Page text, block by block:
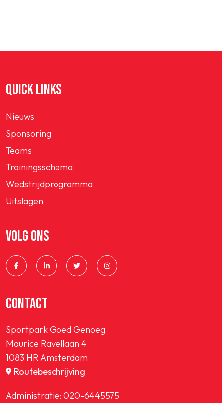
QUICK LINKS
Nieuws
Sponsoring
Teams
Trainingsschema
Wedstrijdprogramma
Uitslagen
VOLG ONS
CONTACT
Sportpark Goed Genoeg
Maurice Ravellaan 4
1083 HR Amsterdam
Routebeschrijving
Administratie: 020-6445575